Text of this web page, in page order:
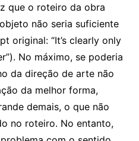
que o roteiro da obra
não seria suficiente
original: “It’s clearly only
No máximo, se poderia
da direção de arte não
da melhor forma,
demais, o que não
no roteiro. No entanto,